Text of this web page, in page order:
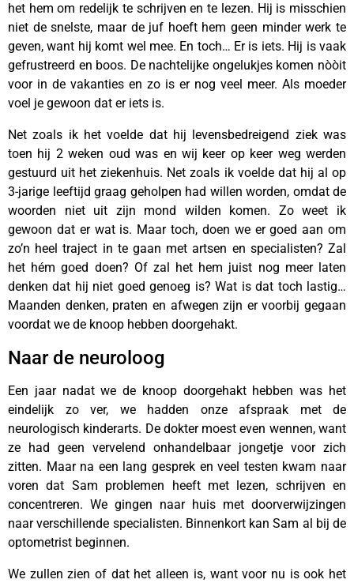
het hem om redelijk te schrijven en te lezen. Hij is misschien
niet de snelste, maar de juf hoeft hem geen minder werk te
geven, want hij komt wel mee. En toch… Er is iets. Hij is vaak
gefrustreerd en boos. De nachtelijke ongelukjes komen nòòit
voor in de vakanties en zo is er nog veel meer. Als moeder
voel je gewoon dat er iets is.
Net zoals ik het voelde dat hij levensbedreigend ziek was
toen hij 2 weken oud was en wij keer op keer weg werden
gestuurd uit het ziekenhuis. Net zoals ik voelde dat hij al op
3-jarige leeftijd graag geholpen had willen worden, omdat de
woorden niet uit zijn mond wilden komen. Zo weet ik
gewoon dat er wat is. Maar toch, doen we er goed aan om
zo’n heel traject in te gaan met artsen en specialisten? Zal
het hém goed doen? Of zal het hem juist nog meer laten
denken dat hij niet goed genoeg is? Wat is dat toch lastig…
Maanden denken, praten en afwegen zijn er voorbij gegaan
voordat we de knoop hebben doorgehakt.
Naar de neuroloog
Een jaar nadat we de knoop doorgehakt hebben was het
eindelijk zo ver, we hadden onze afspraak met de
neurologisch kinderarts. De dokter moest even wennen, want
ze had geen vervelend onhandelbaar jongetje voor zich
zitten. Maar na een lang gesprek en veel testen kwam naar
voren dat Sam problemen heeft met lezen, schrijven en
concentreren. We gingen naar huis met doorverwijzingen
naar verschillende specialisten. Binnenkort kan Sam al bij de
optometrist beginnen.
We zullen zien of dat het alleen is, want voor nu is ook het